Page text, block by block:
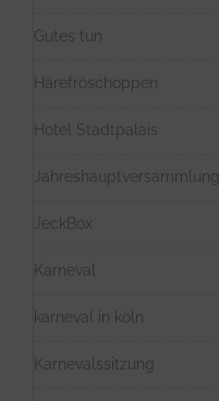
Gutes tun
Härefröschoppen
Hotel Stadtpalais
Jahreshauptversammlung
JeckBox
Karneval
karneval in köln
Karnevalssitzung